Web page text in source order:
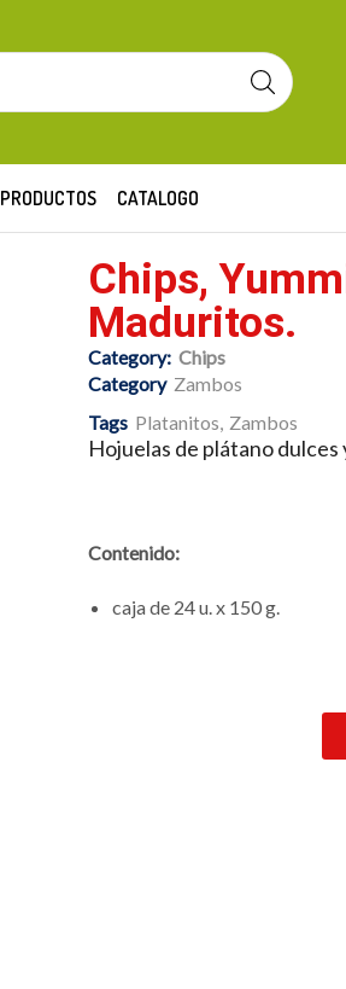
PRODUCTOS CATALOGO
Chips,
Maduritos.
Category: Chips
Category Zambos
Tags Platanitos, Zambos
Hojuelas de plátano
Contenido:
caja de 24u. x 150 g.